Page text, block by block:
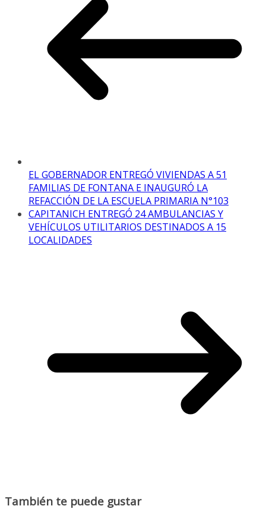
EL GOBERNADOR ENTREGÓ VIVIENDAS A 51
FAMILIAS DE FONTANA E INAUGURÓ LA
REFACCIÓN DE LA ESCUELA PRIMARIA N°103
CAPITANICH ENTREGÓ 24 AMBULANCIAS Y
VEHÍCULOS UTILITARIOS DESTINADOS A 15
LOCALIDADES
También te puede gustar